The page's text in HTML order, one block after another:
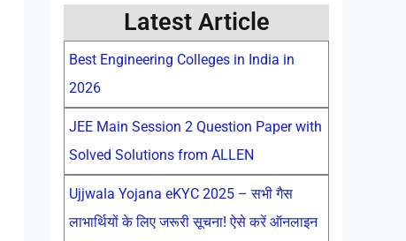
Latest Article
Best Engineering Colleges in India in
2026
JEE Main Session 2 Question Paper with
Solved Solutions from ALLEN
Ujjwala Yojana eKYC 2025 – सभी गैस
लाभार्थियों के लिए जरूरी सूचना! ऐसे करें ऑनलाइन